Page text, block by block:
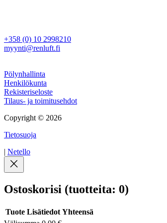
+358 (0) 10 2998210
myynti@renluft.fi
Pölynhallinta
Henkilökunta
Rekisteriseloste
Tilaus- ja toimitusehdot
Copyright © 2026
Tietosuoja
| Netello
Ostoskorisi (tuotteita: 0)
Tuote Lisätiedot Yhteensä